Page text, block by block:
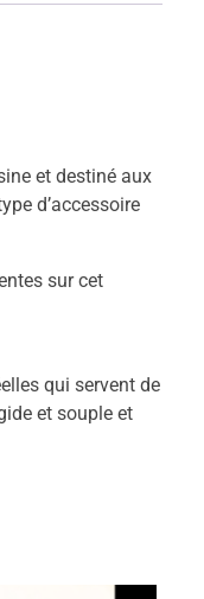
et destiné aux
d’accessoire
sur cet
qui servent de
et souple et